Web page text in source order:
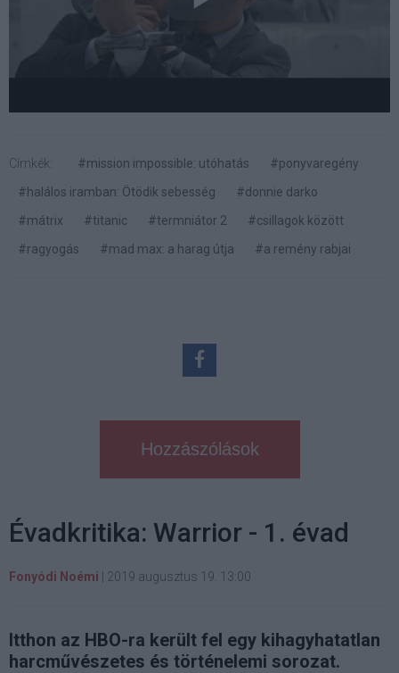
Címkék: #mission impossible: utóhatás
#ponyvaregény
#halálos iramban: Ötödik sebesség
#donnie darko
#mátrix
#titanic #termniátor 2
#csillagok között
#ragyogás
#mad max: a harag útja #a remény rabjai
Hozzászólások
Évadkritika: Warrior - 1. évad
Fonyódi Noémi 2019 augusztus 19. 13:00
Itthon az HBO-ra került fel egy kihagyhatatlan
harcművészetes és történelemi sorozat.